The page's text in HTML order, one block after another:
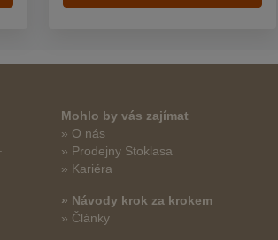
Mohlo by vás zajímat
» O nás
» Prodejny Stoklasa
» Kariéra
» Návody krok za krokem
» Články